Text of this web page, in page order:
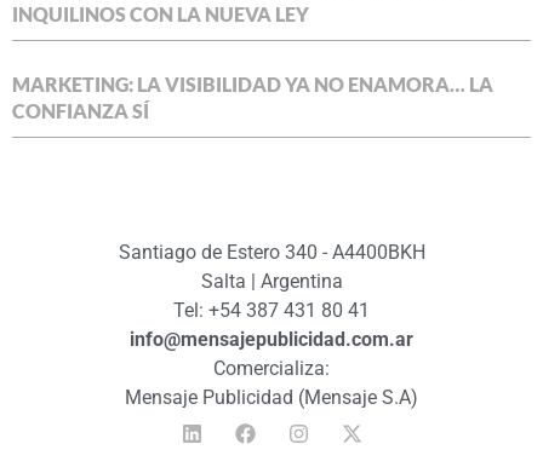
INQUILINOS CON LA NUEVA LEY
MARKETING: LA VISIBILIDAD YA NO ENAMORA… LA
CONFIANZA SÍ
Santiago de Estero 340 - A4400BKH
Salta | Argentina
Tel: +54 387 431 80 41
info@mensajepublicidad.com.ar
Comercializa:
Mensaje Publicidad (Mensaje S.A)